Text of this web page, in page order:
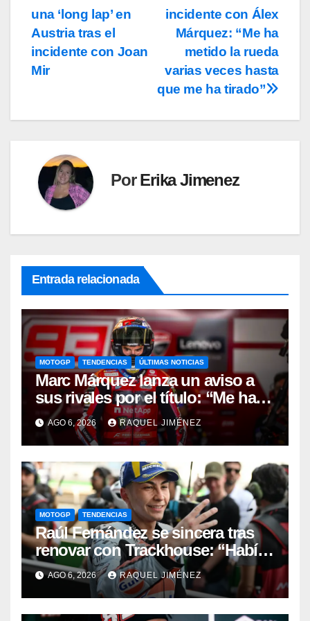
entradas
incidente con Álex
Márquez: “Me ha
metido la rueda
varias veces hasta
que me ha tirado”
una ‘long lap’ en
Austria tras el
incidente con Joan
Mir
PorErika Jimenez
Entrada relacionada
MOTOGP TENDENCIAS ÚLTIMAS NOTICIAS
Marc Márquez lanza un aviso a
sus rivales por el título: “Me han
dado una segunda oportunidad”
AGO 6, 2026 RAQUEL JIMÉNEZ
MOTOGP TENDENCIAS
Raúl Fernández se sincera tras
renovar con Trackhouse: “Había
carreras en las que no gestioné
bien la situación”
AGO 6, 2026 RAQUEL JIMÉNEZ